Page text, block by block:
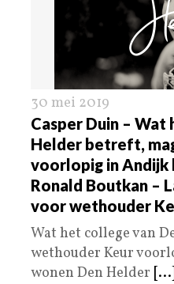
30 mei 2019
Casper Duin –
Helder betreft,
voorlopig in Andijk
Ronald Boutkan –
voor wethouder
Wat het college van
wethouder Keur
wonen Den Helder [...]